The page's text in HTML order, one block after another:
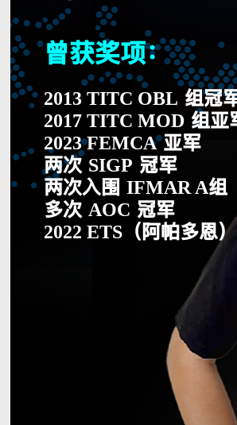
曾获奖项：
2013 TITC OBL 组冠
2017 TITC MOD 组亚
2023 FEMCA亚军
两次 SIGP 冠军
两次入围IFMAR A组
多次AOC 冠军
2022 ETS （阿帕多恩